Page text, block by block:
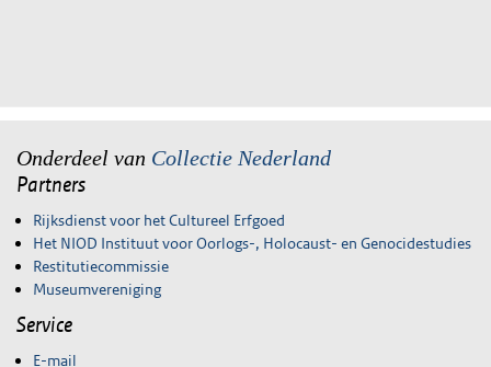
Onderdeel van Collectie Nederland
Partners
Rijksdienst voor het Cultureel Erfgoed
Het NIOD Instituut voor Oorlogs-, Holocaust- en Genocidestudies
Restitutiecommissie
Museumvereniging
Service
E-mail